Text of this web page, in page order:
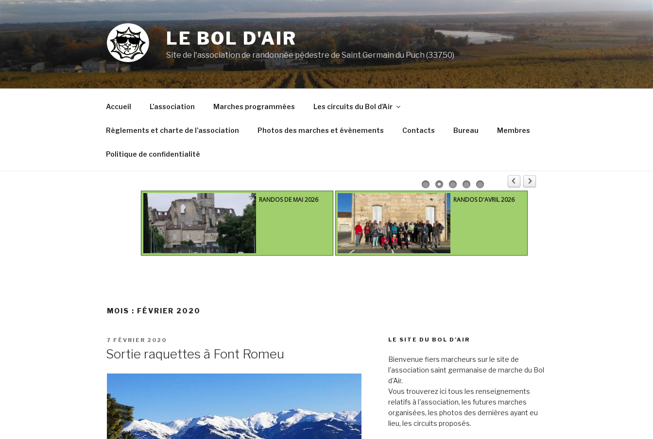
Aller
contenu
principal
LE BOL D'AIR
Site de l'association de randonnée pédestre de Saint Germain du Puch (33750)
Accueil L’association Marches programmées Les circuits du Bol d’Air
Règlements et charte de l’association Photos des marches et évènements Contacts Bureau Membres
Politique de confidentialité
RANDOS DE MAI 2026 RANDOS D'AVRIL 2026
MOIS : FÉVRIER 2020
PUBLIÉ
7 FÉVRIER 2020
Sortie raquettes à Font Romeu
LE SITE DU BOL D’AIR
Bienvenue fiers marcheurs sur le site de
l'association saint germanaise de marche du Bol
d'Air.
Vous trouverez ici tous les renseignements
relatifs à l'association, les futures marches
organisées, les photos des dernières ayant eu
lieu, les circuits proposés.